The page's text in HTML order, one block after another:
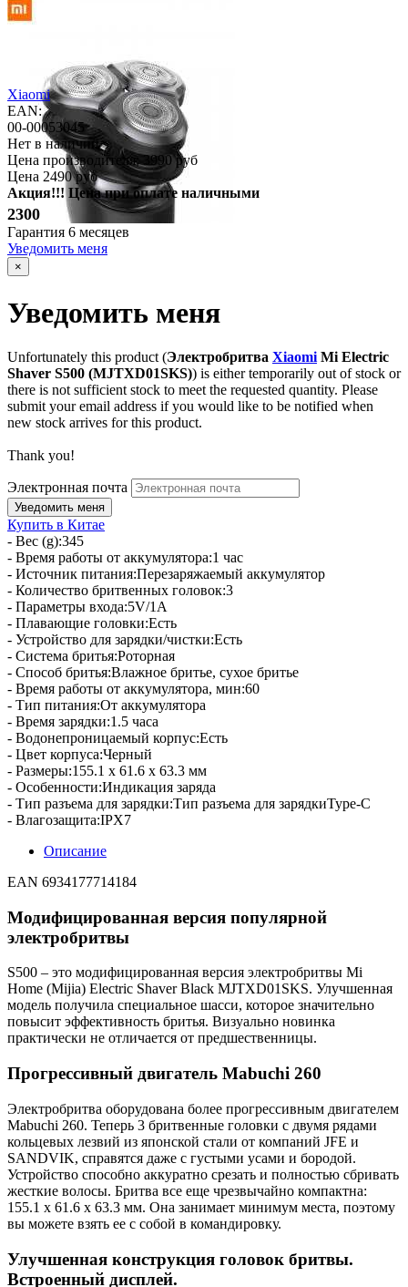
Xiaomi
EAN:
00-00053045
Нет в наличии
Цена производителя:3990 руб
Цена 2490 руб
Акция!!! Цена при оплате наличными
2300
Гарантия 6 месяцев
Уведомить меня
×
Уведомить меня
Unfortunately this product (Электробритва Xiaomi Mi Electric
Shaver S500 (MJTXD01SKS)) is either temporarily out of stock or
there is not sufficient stock to meet the requested quantity. Please
submit your email address if you would like to be notified when
new stock arrives for this product.
Thank you!
Электронная почта
Купить в Китае
- Вес (g):345
- Время работы от аккумулятора:1 час
- Источник питания:Перезаряжаемый аккумулятор
- Количество бритвенных головок:3
- Параметры входа:5V/1A
- Плавающие головки:Есть
- Устройство для зарядки/чистки:Есть
- Система бритья:Роторная
- Способ бритья:Влажное бритье, сухое бритье
- Время работы от аккумулятора, мин:60
- Тип питания:От аккумулятора
- Время зарядки:1.5 часа
- Водонепроницаемый корпус:Есть
- Цвет корпуса:Черный
- Размеры:155.1 х 61.6 х 63.3 мм
- Особенности:Индикация заряда
- Тип разъема для зарядки:Тип разъема для зарядкиType-C
- Влагозащита:IPX7
Описание
EAN 6934177714184
Модифицированная версия популярной
электробритвы
S500 – это модифицированная версия электробритвы Mi
Home (Mijia) Electric Shaver Black MJTXD01SKS. Улучшенная
модель получила специальное шасси, которое значительно
повысит эффективность бритья. Визуально новинка
практически не отличается от предшественницы.
Прогрессивный двигатель Mabuchi 260
Электробритва оборудована более прогрессивным двигателем
Mabuchi 260. Теперь 3 бритвенные головки с двумя рядами
кольцевых лезвий из японской стали от компаний JFE и
SANDVIK, справятся даже с густыми усами и бородой.
Устройство способно аккуратно срезать и полностью сбривать
жесткие волосы. Бритва все еще чрезвычайно компактна:
155.1 x 61.6 x 63.3 мм. Она занимает минимум места, поэтому
вы можете взять ее с собой в командировку.
Улучшенная конструкция головок бритвы.
Встроенный дисплей.